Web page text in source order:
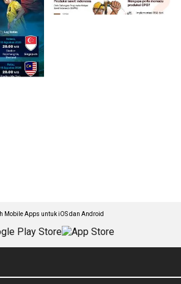
Mobile Apps untuk iOS dan Android